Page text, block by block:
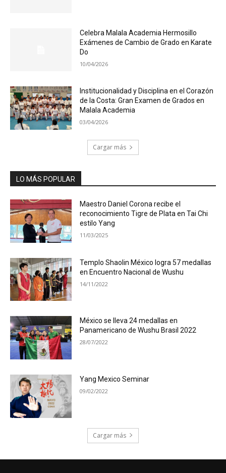
Celebra Malala Academia Hermosillo
Exámenes de Cambio de Grado en Karate
Do
10/04/2026
Institucionalidad y Disciplina en el Corazón
de la Costa: Gran Examen de Grados en
Malala Academia
03/04/2026
Cargar más
LO MÁS POPULAR
Maestro Daniel Corona recibe el
reconocimiento Tigre de Plata en Tai Chi
estilo Yang
11/03/2025
Templo Shaolin México logra 57 medallas
en Encuentro Nacional de Wushu
14/11/2022
México se lleva 24 medallas en
Panamericano de Wushu Brasil 2022
28/07/2022
Yang Mexico Seminar
09/02/2022
Cargar más